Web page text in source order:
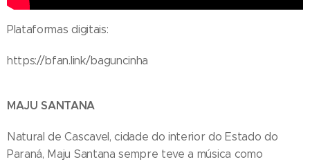
Plataformas digitais:
https://bfan.link/baguncinha
MAJU SANTANA
Natural de Cascavel, cidade do interior do Estado do
Paraná, Maju Santana sempre teve a música como